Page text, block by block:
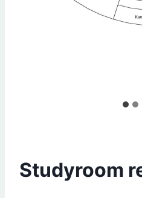
Studyroom